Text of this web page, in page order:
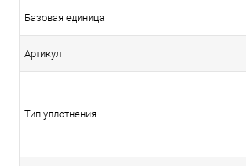
Базовая единица
Артикул
Тип уплотнения